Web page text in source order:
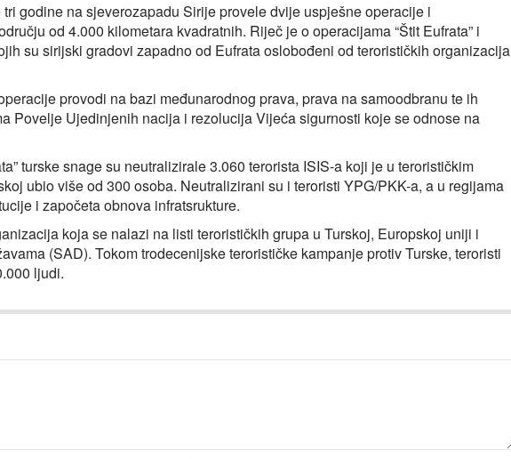
godine na sjeverozapadu Sirije provele dvije uspješne operacije i
od 4.000 kilometara kvadratnih. Riječ je o operacijama “Štit Eufrata” i
su sirijski gradovi zapadno od Eufrata oslobođeni od terorističkih organizacija
provodi na bazi međunarodnog prava, prava na samoodbranu te ih
Povelje Ujedinjenih nacija i rezolucija Vijeća sigurnosti koje se odnose na
turske snage su neutralizirale 3.060 terorista ISIS-a koji je u terorističkim
ubio više od 300 osoba. Neutralizirani su i teroristi YPG/PKK-a, a u regijama
i započeta obnova infratsrukture.
koja se nalazi na listi terorističkih grupa u Turskoj, Europskoj uniji i
(SAD). Tokom trodecenijske terorističke kampanje protiv Turske, teroristi
ljudi.